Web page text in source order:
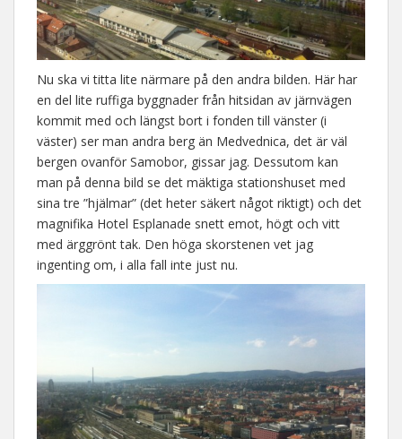
Nu ska vi titta lite närmare på den andra bilden. Här har
en del lite ruffiga byggnader från hitsidan av järnvägen
kommit med och längst bort i fonden till vänster (i
väster) ser man andra berg än Medvednica, det är väl
bergen ovanför Samobor, gissar jag. Dessutom kan
man på denna bild se det mäktiga stationshuset med
sina tre ”hjälmar” (det heter säkert något riktigt) och det
magnifika Hotel Esplanade snett emot, högt och vitt
med ärggrönt tak. Den höga skorstenen vet jag
ingenting om, i alla fall inte just nu.